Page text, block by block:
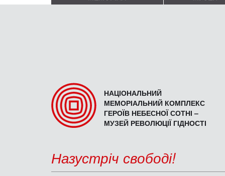
НАЦІОНАЛЬНИЙ
МЕМОРІАЛЬНИЙ КОМПЛЕКС
ГЕРОЇВ НЕБЕСНОЇ СОТНІ –
МУЗЕЙ РЕВОЛЮЦІЇ ГІДНОСТІ
Назустріч свободі!